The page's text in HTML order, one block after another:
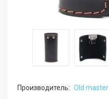
Производитель: Old master